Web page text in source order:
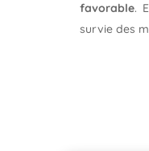
favorable.
survie des